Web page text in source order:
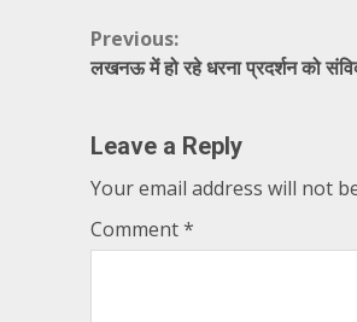
Continue
Previous:
लखनऊ में हो रहे धरना प्रदर्शन को
Leave a Reply
Your email address will not
Comment*